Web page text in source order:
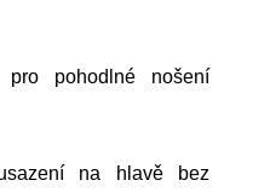
pohodlné nošení
na hlavě bez